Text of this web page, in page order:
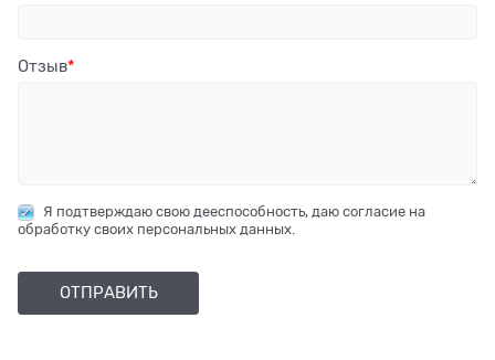
Отзыв
Я подтверждаю свою дееспособность, даю согласие на
обработку своих персональных данных.